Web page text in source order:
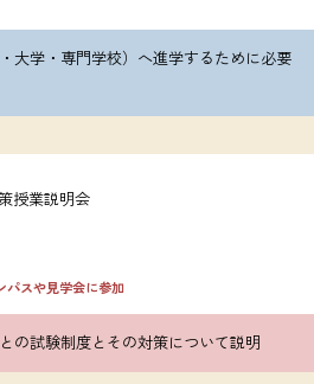
大学・専門学校）へ進学するために必要
授業説明会
パスや見学会に参加
の試験制度とその対策について説明